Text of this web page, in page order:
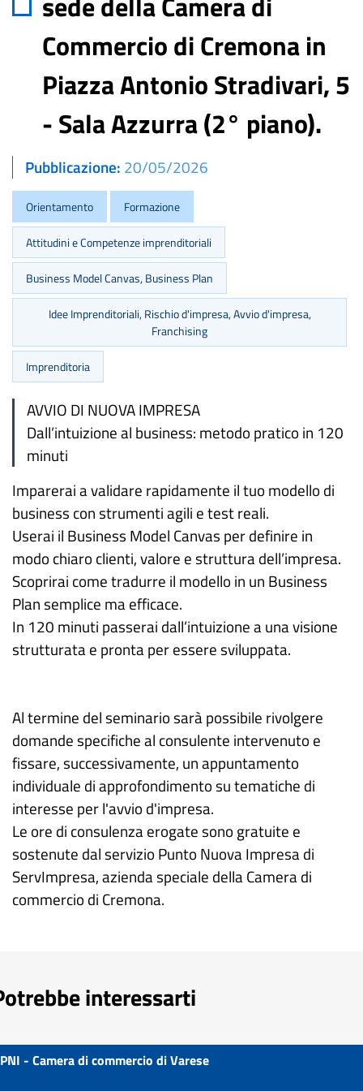
Commercio di Cremona in
Piazza Antonio Stradivari, 5
- Sala Azzurra (2° piano).
Pubblicazione 20/05/2026
Orientamento Formazione
Attitudini e Competenze imprenditoriali
Business Model Canvas, Business Plan
Idee Imprenditoriali, Rischio d'impresa, Avvio d'impresa,
Franchising
Imprenditoria
AVVIO DI NUOVA IMPRESA
Dall’intuizione al business: metodo pratico in 120
minuti
Imparerai a validare rapidamente il tuo modello di
business con strumenti agili e test reali.
Userai il Business Model Canvas per definire in
modo chiaro clienti, valore e struttura dell’impresa.
Scoprirai come tradurre il modello in un Business
Plan semplice ma efficace.
In 120 minuti passerai dall’intuizione a una visione
strutturata e pronta per essere sviluppata.
Al termine del seminario sarà possibile rivolgere
domande specifiche al consulente intervenuto e
fissare, successivamente, un appuntamento
individuale di approfondimento su tematiche di
interesse per l'avvio d'impresa.
Le ore di consulenza erogate sono gratuite e
sostenute dal servizio Punto Nuova Impresa di
ServImpresa, azienda speciale della Camera di
commercio di Cremona.
interessarti
PNI - Camera di commercio di Varese